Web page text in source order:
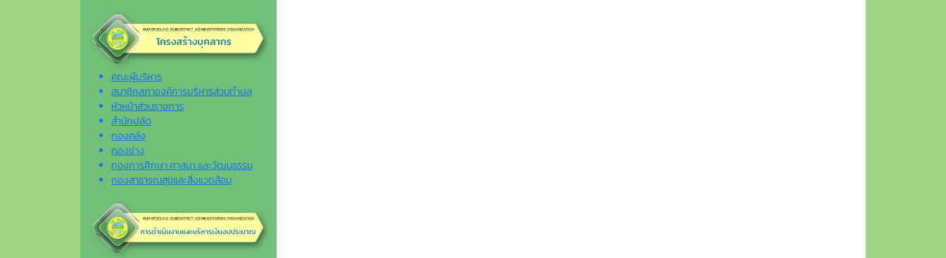
คณะผู้บริหาร
สมาชิกสภาองค์การบริหารส่วนตำบล
หัวหน้าส่วนราชการ
สำนักปลัด
กองคลัง
กองช่าง
กองการศึกษา ศาสนา และวัฒนธรรม
กองสาธารณสุขและสิ่งแวดล้อม